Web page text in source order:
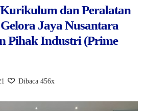
dan Peralatan
Jaya Nusantara
Pihak Industri (Prime
Dibaca 456x